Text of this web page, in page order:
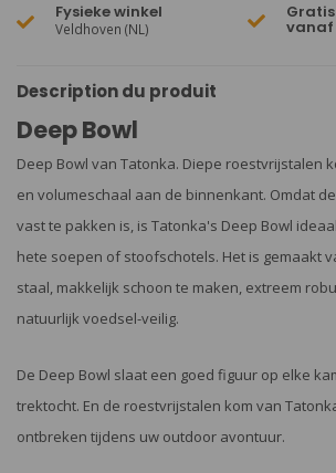
Fysieke winkel
Veldhoven (NL)
Gratis
vanaf
Description du produit
Deep Bowl
Deep Bowl van Tatonka. Diepe roestvrijstalen
en volumeschaal aan de binnenkant. Omdat
vast te pakken is, is Tatonka's Deep Bowl
hete soepen of stoofschotels. Het is gemaakt
staal, makkelijk schoon te maken, extreem
natuurlijk voedsel-veilig.
De Deep Bowl slaat een goed figuur op elke
trektocht. En de roestvrijstalen kom van
ontbreken tijdens uw outdoor avontuur.